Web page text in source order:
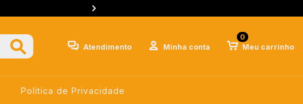
Atendimento Minha conta Meu carrinho
0
Política de Privacidade